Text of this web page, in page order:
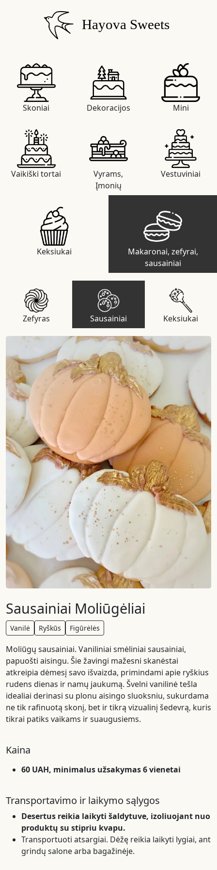
Hayova Sweets
Skoniai Dekoracijos Mini
Vaikiški tortai
Vyrams,
Įmonių
Vestuviniai
Keksiukai
Makaronai, zefyrai,
sausainiai
Zefyras Sausainiai Keksiukai
Sausainiai Moliūgėliai
Vanilė Ryškūs Figūrėlės
Moliūgų sausainiai. Vaniliniai smėliniai sausainiai,
papuošti aisingu. Šie žavingi mažesni skanėstai
atkreipia dėmesį savo išvaizda, primindami apie ryškius
rudens dienas ir namų jaukumą. Švelni vanilinė tešla
idealiai derinasi su plonu aisingo sluoksniu, sukurdama
ne tik rafinuotą skonį, bet ir tikrą vizualinį šedevrą, kuris
tikrai patiks vaikams ir suaugusiems.
Kaina
60 UAH, minimalus užsakymas 6 vienetai
Transportavimo ir laikymo sąlygos
Desertus reikia laikyti šaldytuve, izoliuojant nuo
produktų su stipriu kvapu.
Transportuoti atsargiai. Dėžę reikia laikyti lygiai, ant
grindų salone arba bagažinėje.